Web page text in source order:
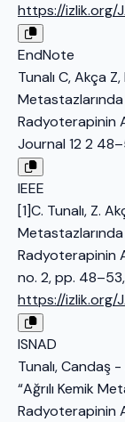
https://izlik.org/
EndNote
Tunalı C, Akça
Radyoterapinin
Journal 12 2
IEEE
[1]C. Tunalı, Z.
Radyoterapinin
no. 2, pp.
https://izlik.org/
ISNAD
Tunalı, Candaş
“Ağrılı Kemik
Radyoterapinin